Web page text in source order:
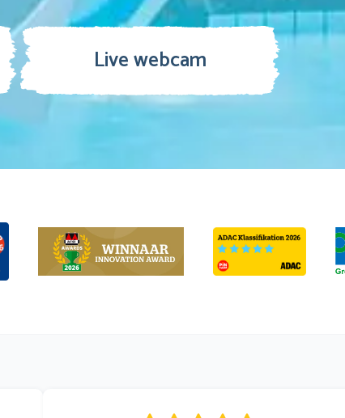
Live webcam